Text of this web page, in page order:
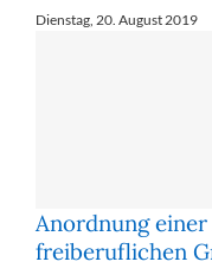
Dienstag, 20. August 2019
Anordnung
freiberuflichen